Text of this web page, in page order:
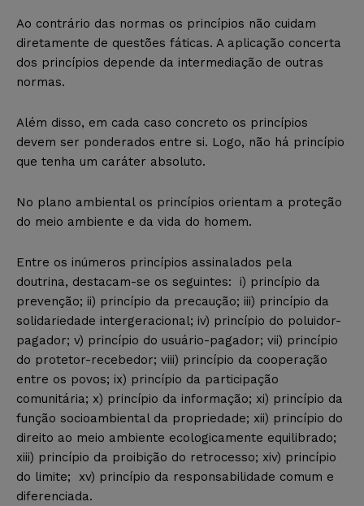
Ao contrário das normas os princípios não cuidam
diretamente de questões fáticas. A aplicação concerta
dos princípios depende da intermediação de outras
normas.
Além disso, em cada caso concreto os princípios
devem ser ponderados entre si. Logo, não há princípio
que tenha um caráter absoluto.
No plano ambiental os princípios orientam a proteção
do meio ambiente e da vida do homem.
Entre os inúmeros princípios assinalados pela
doutrina, destacam-se os seguintes: i) princípio da
prevenção; ii) princípio da precaução; iii) princípio da
solidariedade intergeracional; iv) princípio do poluidor-
pagador; v) princípio do usuário-pagador; vii) princípio
do protetor-recebedor; viii) princípio da cooperação
entre os povos; ix) princípio da participação
comunitária; x) princípio da informação; xi) princípio da
função socioambiental da propriedade; xii) princípio do
direito ao meio ambiente ecologicamente equilibrado;
xiii) princípio da proibição do retrocesso; xiv) princípio
do limite; xv) princípio da responsabilidade comum e
diferenciada.